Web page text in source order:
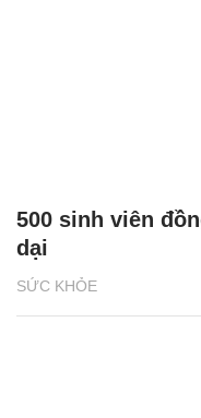
SỨC KHỎE
500 sinh viên
dại